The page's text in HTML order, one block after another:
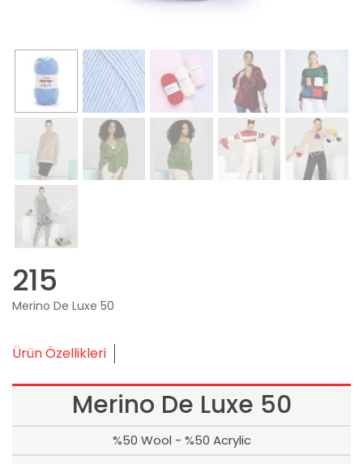
215
Merino De Luxe 50
Ürün Özellikleri
Merino De Luxe 50
%50 Wool - %50 Acrylic